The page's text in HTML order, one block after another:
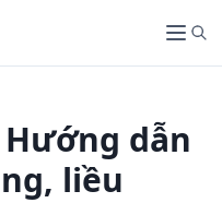
M
e
u
S
e
dẫn
liều